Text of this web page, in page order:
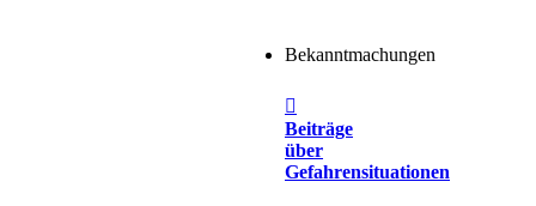
Bekanntmachungen
Beiträge
über
Gefahrensituationen